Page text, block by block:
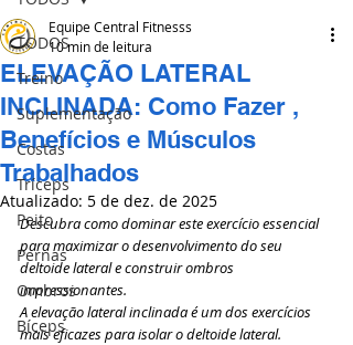
TODOS
Treino
Suplementação
Costas
Tríceps
Peito
Pernas
Ombros
Bíceps
ELEVAÇÃO LATERAL
INCLINADA: Como Fazer ,
Benefícios e Músculos
Trabalhados
Equipe Central Fitnesss
10 min de leitura
Atualizado: 5 de dez. de 2025
Descubra como dominar este exercício essencial
para maximizar o desenvolvimento do seu
deltoide lateral e construir ombros
impressionantes.
A elevação lateral inclinada é um dos exercícios
mais eficazes para isolar o deltoide lateral.